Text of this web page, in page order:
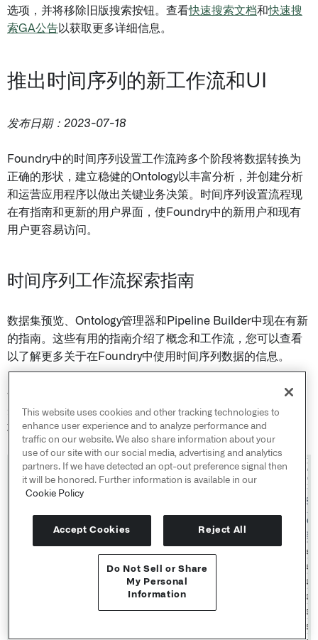
Send feedback
选项，并将移除旧版搜索按钮。查看快速搜索文档和快速搜
索GA公告以获取更多详细信息。
推出时间序列的新工作流和UI
发布日期：2023-07-18
Foundry中的时间序列设置工作流跨多个阶段将数据转换为
正确的形状，建立稳健的Ontology以丰富分析，并创建分析
和运营应用程序以做出关键业务决策。时间序列设置流程现
在有指南和更新的用户界面，使Foundry中的新用户和现有
用户更容易访问。
时间序列工作流探索指南
数据集预览、Ontology管理器和Pipeline Builder中现在有新
的指南。这些有用的指南介绍了概念和工作流，您可以查看
以了解更多关于在Foundry中使用时间序列数据的信息。
在数据集预览中，您可以选择从流或批数据集中分析数据，
并打开一个指南，了解时间序列工作流的关键概念和设置要
求。
This website uses cookies and other tracking technologies to
enhance user experience and to analyze performance and
traffic on our website. We also share information about your
use of our site with our social media, advertising and analytics
partners. If we have detected an opt-out preference signal then
it will be honored. Further information is available in our
Cookie Policy
Accept Cookies Reject All
Do Not Sell or Share
My Personal
Information